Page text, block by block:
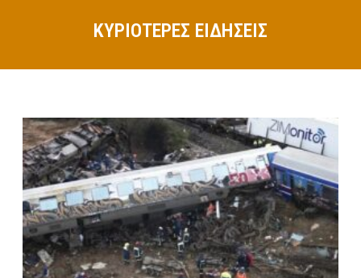
ΚΥΡΙΟΤΕΡΕΣ ΕΙΔΗΣΕΙΣ